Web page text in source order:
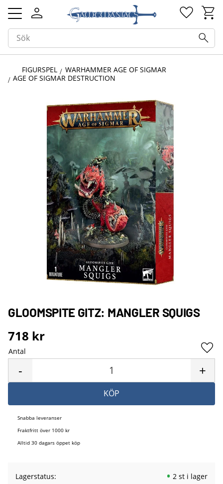
Meny
FIGURSPEL
WARHAMMER AGE OF SIGMAR
AGE OF SIGMAR DESTRUCTION
GLOOMSPITE GITZ: MANGLER SQUIGS
718 kr
Antal
+
-
KÖP
Snabba leveranser
Fraktfritt över 1000 kr
Alltid 30 dagars öppet köp
Lagerstatus
2 st i lager